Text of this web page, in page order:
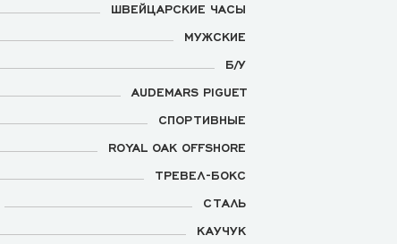
ШВЕЙЦАРСКИЕ ЧАСЫ
МУЖСКИЕ
Б/У
AUDEMARS PIGUET
СПОРТИВНЫЕ
ROYAL OAK OFFSHORE
ТРЕВЕЛ-БОКС
СТАЛЬ
КАУЧУК